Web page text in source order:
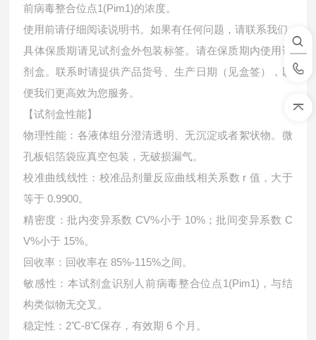
前病毒整合位点1(Pim1)的浓度。
使用前请仔细阅读说明书。如果有任何问题，请联系我们
具体保质期请见试剂盒外包装标签。请在保质期内使用试
剂盒。联系时请提供产品货号、生产日期（见盒签），以
便我们更高效为您服务。
【试剂盒性能】
物理性能：各液体组分澄清透明、无沉淀或者絮状物。微
孔板铝箔袋应真空包装，无破损漏气。
校准曲线线性：校准品剂量反应曲线相关系数 r 值，大于
等于 0.9900。
精密度：批内变异系数 CV%小于 10%；批间变异系数 C
V%小于 15%。
回收率：回收率在 85%-115%之间。
敏感性：本试剂盒识别人前病毒整合位点1(Pim1)，与结
构类似物无交叉。
稳定性：2℃-8℃保存，有效期 6 个月。